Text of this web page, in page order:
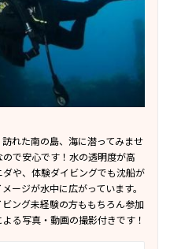
訪れた南の島、海に潜ってみませ
で安心です！水の透明度が高
や、体験ダイビングでも沈船が
ージが水中に広がっています。
ング未経験の方ももちろん参加
る写真・動画の撮影付きです！